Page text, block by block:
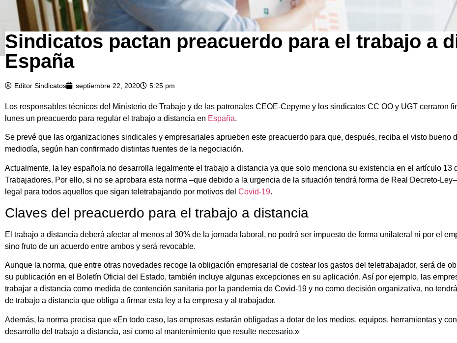
Sindicatos pactan preacuerdo para el trabajo a
España
Editor Sindicatos septiembre 22, 2020 5:25 pm
Los responsables técnicos del Ministerio de Trabajo y de las patronales CEOE-Cepyme y los sindicatos CC OO y UGT cerraron
lunes un preacuerdo para regular el trabajo a distancia en España.
Se prevé que las organizaciones sindicales y empresariales aprueben este preacuerdo para que, después, reciba el visto bueno
mediodía, según han confirmado distintas fuentes de la negociación.
Actualmente, la ley española no desarrolla legalmente el trabajo a distancia ya que solo menciona su existencia en el artículo 13
Trabajadores. Por ello, si no se aprobara esta norma –que debido a la urgencia de la situación tendrá forma de Real Decreto-
legal para todos aquellos que sigan teletrabajando por motivos del Covid-19.
Claves del preacuerdo para el trabajo a distancia
El trabajo a distancia deberá afectar al menos al 30% de la jornada laboral, no podrá ser impuesto de forma unilateral ni por el
sino fruto de un acuerdo entre ambos y será revocable.
Aunque la norma, que entre otras novedades recoge la obligación empresarial de costear los gastos del teletrabajador, será de
su publicación en el Boletín Oficial del Estado, también incluye algunas excepciones en su aplicación. Así por ejemplo, las
trabajar a distancia como medida de contención sanitaria por la pandemia de Covid-19 y no como decisión organizativa, no
de trabajo a distancia que obliga a firmar esta ley a la empresa y al trabajador.
Además, la norma precisa que «En todo caso, las empresas estarán obligadas a dotar de los medios, equipos, herramientas y
desarrollo del trabajo a distancia, así como al mantenimiento que resulte necesario.»